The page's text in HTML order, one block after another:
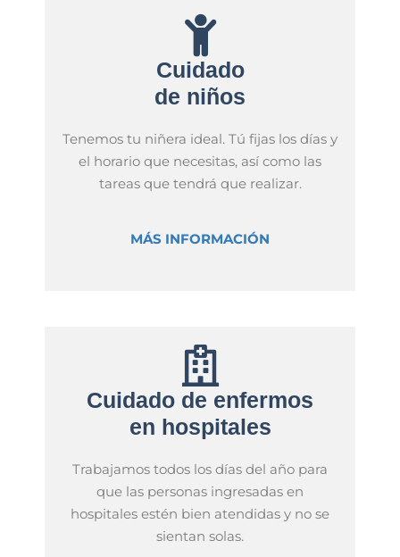
Cuidado
de niños
Tenemos tu niñera ideal. Tú fijas los días y
el horario que necesitas, así como las
tareas que tendrá que realizar.
MÁS INFORMACIÓN
Cuidado de enfermos
en hospitales
Trabajamos todos los días del año para
que las personas ingresadas en
hospitales estén bien atendidas y no se
sientan solas.